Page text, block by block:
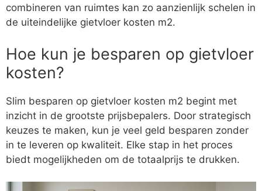
combineren van ruimtes kan zo aanzienlijk schelen in
de uiteindelijke gietvloer kosten m2.
Hoe kun je besparen op gietvloer
kosten?
Slim besparen op gietvloer kosten m2 begint met
inzicht in de grootste prijsbepalers. Door strategisch
keuzes te maken, kun je veel geld besparen zonder
in te leveren op kwaliteit. Elke stap in het proces
biedt mogelijkheden om de totaalprijs te drukken.